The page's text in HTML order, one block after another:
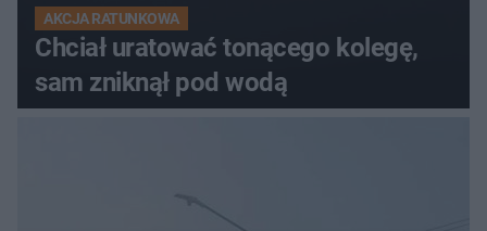
AKCJA RATUNKOWA
Chciał uratować tonącego kolegę,
sam zniknął pod wodą